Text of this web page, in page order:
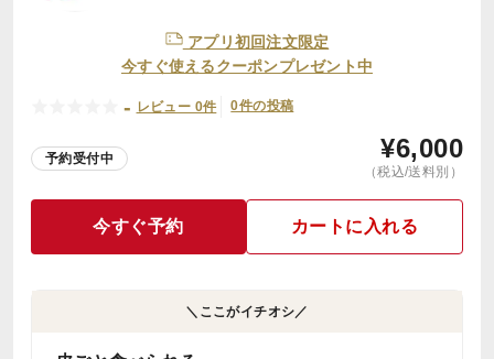
アプリ初回注文限定
今すぐ使えるクーポンプレゼント中
- レビュー 0件 0件の投稿
予約受付中 ¥6,000
（税込/送料別）
今すぐ予約 カートに入れる
＼ここがイチオシ／